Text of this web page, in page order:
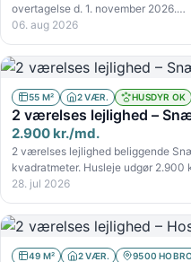
overtagelse d. 1. november 2026.…
06. aug 2026
55 M² 2 VÆR. HUSDYR OK
2 værelses lejlighed –
2.900 kr./md.
2 værelses lejlighed beliggende
kvadratmeter. Husleje udgør 2.900
28. jul 2026
49 M² 2 VÆR. 9500